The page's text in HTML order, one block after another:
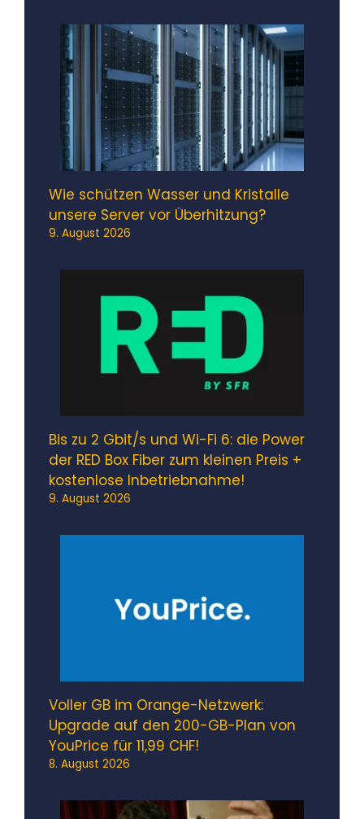
Wie schützen Wasser und Kristalle
unsere Server vor Überhitzung?
9. August 2026
Bis zu 2 Gbit/s und Wi-Fi 6: die Power
der RED Box Fiber zum kleinen Preis +
kostenlose Inbetriebnahme!
9. August 2026
Voller GB im Orange-Netzwerk:
Upgrade auf den 200-GB-Plan von
YouPrice für 11,99 CHF!
8. August 2026